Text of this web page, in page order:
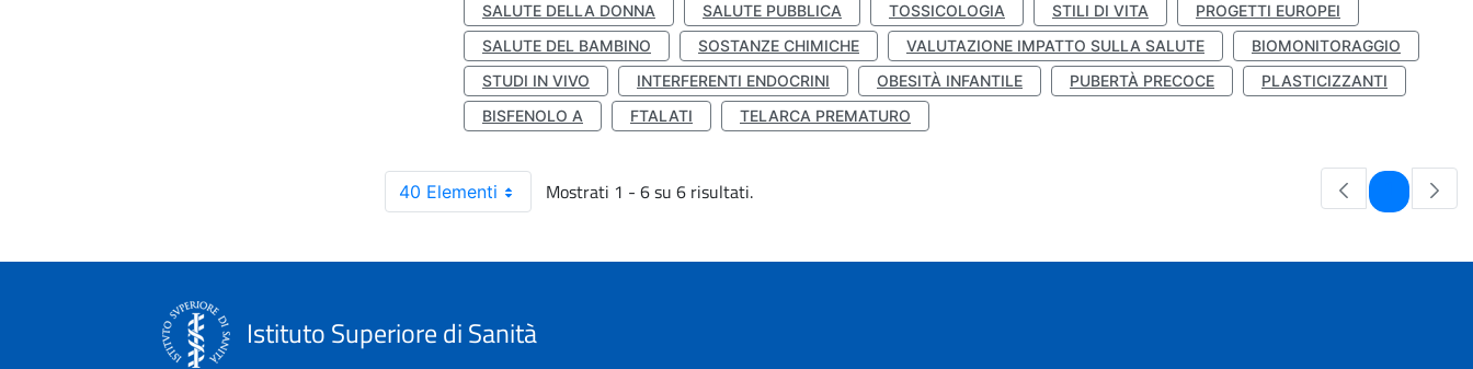
SALUTE DELLA DONNA
SALUTE PUBBLICA TOSSICOLOGIA STILI DI VITA
PROGETTI EUROPEI
SALUTE DEL BAMBINO
SOSTANZE CHIMICHE VALUTAZIONE IMPATTO SULLA SALUTE
BIOMONITORAGGIO
STUDI IN VIVO
INTERFERENTI ENDOCRINI OBESITÀ INFANTILE PUBERTÀ PRECOCE
PLASTICIZZANTI
BISFENOLO A
FTALATI TELARCA PREMATURO
40 Elementi Mostrati 1 - 6 su 6 risultati. Pagina
Istituto Superiore di Sanità